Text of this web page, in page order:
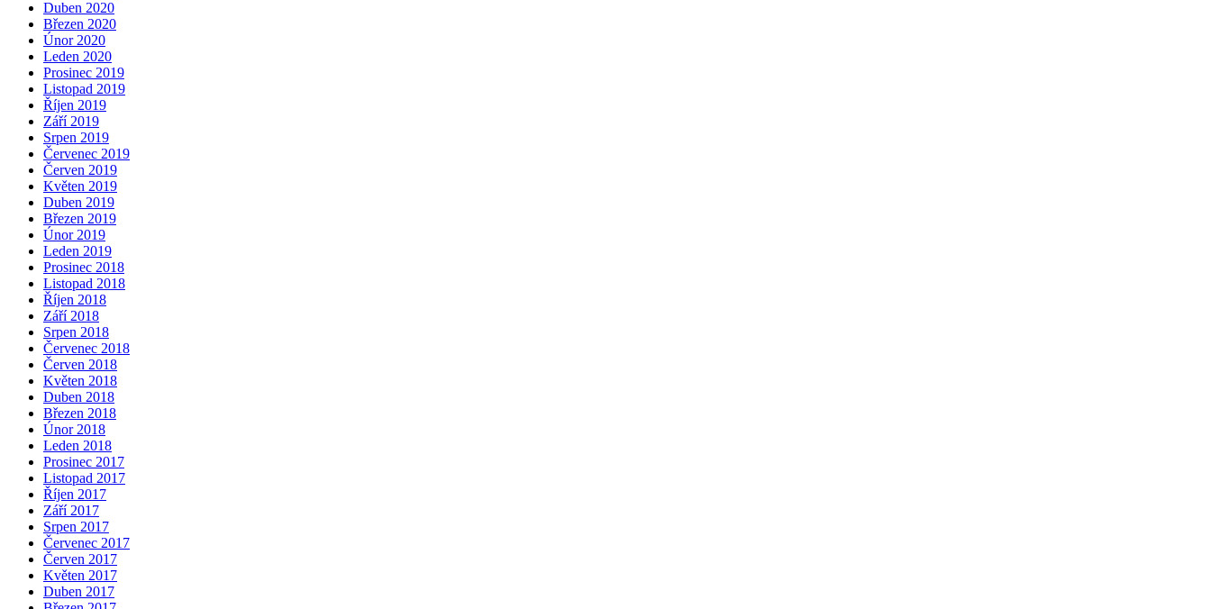
Duben 2020
Březen 2020
Únor 2020
Leden 2020
Prosinec 2019
Listopad 2019
Říjen 2019
Září 2019
Srpen 2019
Červenec 2019
Červen 2019
Květen 2019
Duben 2019
Březen 2019
Únor 2019
Leden 2019
Prosinec 2018
Listopad 2018
Říjen 2018
Září 2018
Srpen 2018
Červenec 2018
Červen 2018
Květen 2018
Duben 2018
Březen 2018
Únor 2018
Leden 2018
Prosinec 2017
Listopad 2017
Říjen 2017
Září 2017
Srpen 2017
Červenec 2017
Červen 2017
Květen 2017
Duben 2017